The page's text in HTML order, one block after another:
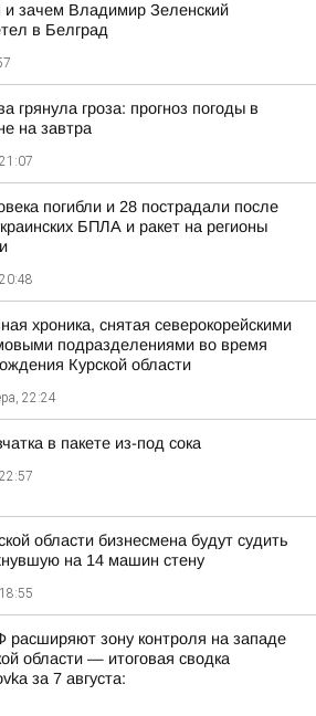
зачем Владимир Зеленский
в Белград
грянула гроза: прогноз погоды в
на завтра
погибли и 28 пострадали после
БПЛА и ракет на регионы
хроника, снятая северокорейскими
подразделениями во время
Курской области
22:24
в пакете из-под сока
области бизнесмена будут судить
на 14 машин стену
зону контроля на западе
области — итоговая сводка
за 7 августа: